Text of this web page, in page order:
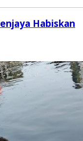
Habiskan